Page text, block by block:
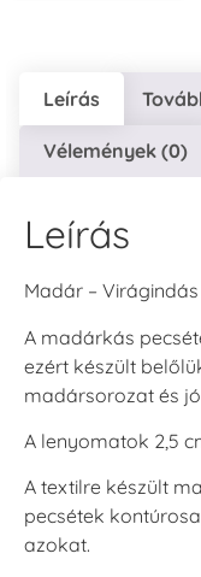
Leírás
Vélemények (0)
Leírás
Madár –
A madárkás
ezért készült
madársorozat és
A lenyomatok 2,5
A textilre készült
pecsétek
azokat.